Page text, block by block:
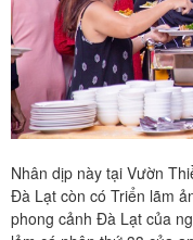
Nhân dịp này tại Vườn
Đà Lạt còn có Triển lãm
phong cảnh Đà Lạt của